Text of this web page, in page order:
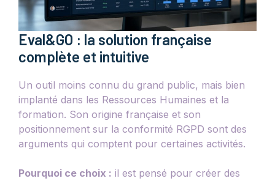
Eval&GO : la solution française
complète et intuitive
Un outil moins connu du grand public, mais bien
implanté dans les Ressources Humaines et la
formation. Son origine française et son
positionnement sur la conformité RGPD sont des
arguments qui comptent pour certaines activités.
Pourquoi ce choix : il est pensé pour créer des